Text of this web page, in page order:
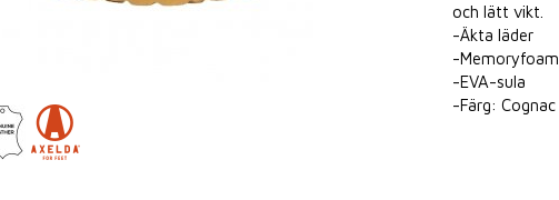
och lätt vikt.
-Äkta läder
-Memoryfoam
-EVA-sula
-Färg: Cognac